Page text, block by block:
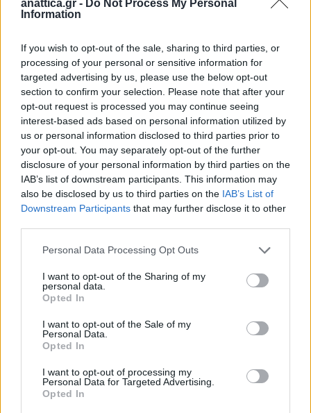
anattica.gr - Do Not Process My Personal
Information
If you wish to opt-out of the sale, sharing to third parties, or
processing of your personal or sensitive information for
targeted advertising by us, please use the below opt-out
section to confirm your selection. Please note that after your
opt-out request is processed you may continue seeing
interest-based ads based on personal information utilized by
us or personal information disclosed to third parties prior to
your opt-out. You may separately opt-out of the further
disclosure of your personal information by third parties on the
IAB’s list of downstream participants. This information may
also be disclosed by us to third parties on the IAB’s List of
Downstream Participants that may further disclose it to other
Personal Data Processing Opt Outs
I want to opt-out of the Sharing of my
personal data.
Opted In
I want to opt-out of the Sale of my
Personal Data.
Opted In
I want to opt-out of processing my
Personal Data for Targeted Advertising.
Opted In
παραμυθιών, εργαστήρια μικρών εικονογράφων,
δανειστικής βιβλιοθήκης και άλλες που θα
ακολουθήσουν, τα παιδιά ανακαλύπτουν τη μαγεία
των λέξεων και των εικόνων.
Στόχος μας, να γίνει το βιβλίο ένας πιστός φίλος,
ένα παιχνίδι και ένα «μαγικό χαλί» που θα
«ταξιδέψει» τα παιδιά σε κόσμους
δημιουργικότητας, φαντασίας και γνώσης.
Με σύνθημά μας, «ένα παιδί που διαβάζει, θα γίνει
την αγάπη για το βιβλίο.
Συντονιζόμαστε όλοι, ο Δήμαρχος Σπύρος Βρεττός, η
μήνυμα της Παγκόσμιας Ημέρας Παιδικού Βιβλίου
για το 2026 «Φυτέψτε ιστορίες και ο κόσμος θα
ανθίσει» και συνεχίζουμε να ελπίζουμε…